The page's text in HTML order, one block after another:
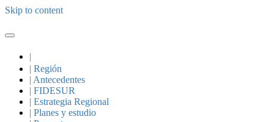
Skip to content
|
| Región
| Antecedentes
| FIDESUR
| Estrategia Regional
| Planes y estudio